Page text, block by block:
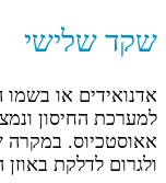
שקד שלישי
אדנואידים או בשמו
למערכת החיסון
אאוסטכיוס. במקרה
ולגרום לדלקת באוזן